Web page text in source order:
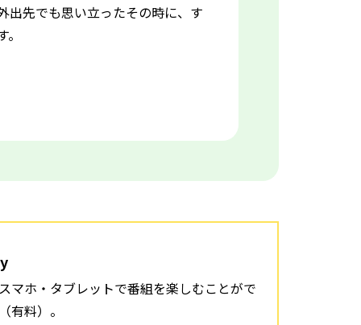
出先でも思い立ったその時に、す
マホ・タブレットで番組を楽しむことがで
有料）。